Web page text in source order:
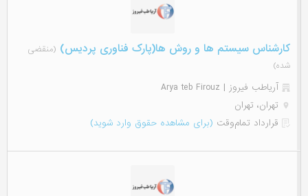
کارشناس سیستم ها و روش ها(پارک فناوری پردیس) (منقضی
شده)
آریاطب فیروز | Arya teb Firouz
تهران، تهران
قرارداد تمام‌وقت (برای مشاهده حقوق وارد شوید)